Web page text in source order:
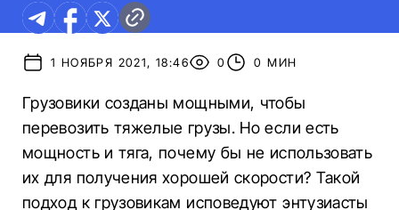
1 НОЯБРЯ 2021, 18:46 0 0 МИН
Грузовики созданы мощными, чтобы
перевозить тяжелые грузы. Но если есть
мощность и тяга, почему бы не использовать
их для получения хорошей скорости? Такой
подход к грузовикам исповедуют энтузиасты